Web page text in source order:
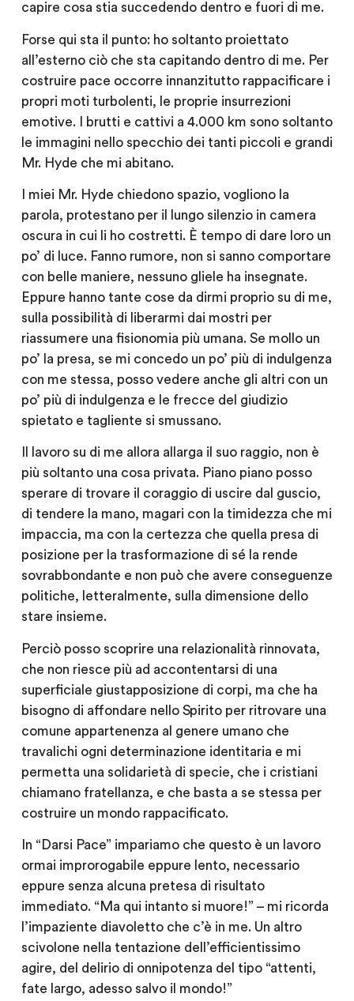
capire cosa stia succedendo dentro e fuori di me.
Forse qui sta il punto: ho soltanto proiettato
all’esterno ciò che sta capitando dentro di me. Per
costruire pace occorre innanzitutto rappacificare i
propri moti turbolenti, le proprie insurrezioni
emotive. I brutti e cattivi a 4.000 km sono soltanto
le immagini nello specchio dei tanti piccoli e grandi
Mr. Hyde che mi abitano.
I miei Mr. Hyde chiedono spazio, vogliono la
parola, protestano per il lungo silenzio in camera
oscura in cui li ho costretti. È tempo di dare loro un
po’ di luce. Fanno rumore, non si sanno comportare
con belle maniere, nessuno gliele ha insegnate.
Eppure hanno tante cose da dirmi proprio su di me,
sulla possibilità di liberarmi dai mostri per
riassumere una fisionomia più umana. Se mollo un
po’ la presa, se mi concedo un po’ più di indulgenza
con me stessa, posso vedere anche gli altri con un
po’ più di indulgenza e le frecce del giudizio
spietato e tagliente si smussano.
Il lavoro su di me allora allarga il suo raggio, non è
più soltanto una cosa privata. Piano piano posso
sperare di trovare il coraggio di uscire dal guscio,
di tendere la mano, magari con la timidezza che mi
impaccia, ma con la certezza che quella presa di
posizione per la trasformazione di sé la rende
sovrabbondante e non può che avere conseguenze
politiche, letteralmente, sulla dimensione dello
stare insieme.
Perciò posso scoprire una relazionalità rinnovata,
che non riesce più ad accontentarsi di una
superficiale giustapposizione di corpi, ma che ha
bisogno di affondare nello Spirito per ritrovare una
comune appartenenza al genere umano che
travalichi ogni determinazione identitaria e mi
permetta una solidarietà di specie, che i cristiani
chiamano fratellanza, e che basta a se stessa per
costruire un mondo rappacificato.
In “Darsi Pace” impariamo che questo è un lavoro
ormai improrogabile eppure lento, necessario
eppure senza alcuna pretesa di risultato
immediato. “Ma qui intanto si muore!” – mi ricorda
l’impaziente diavoletto che c’è in me. Un altro
scivolone nella tentazione dell’efficientissimo
agire, del delirio di onnipotenza del tipo “attenti,
fate largo, adesso salvo il mondo!”